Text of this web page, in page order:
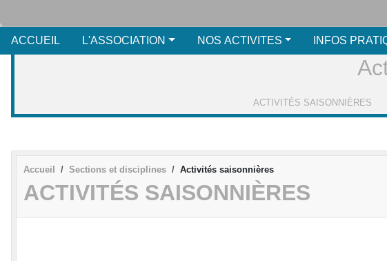
ACCUEIL L'ASSOCIATION NOS ACTIVITES INFOS
ACTIVITÉS SAISONNIÈRES
Accueil Sections et disciplines Activités saisonnières
ACTIVITÉS SAISONNIÈRES